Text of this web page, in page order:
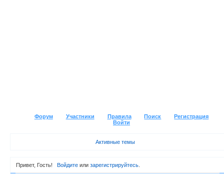
Форум Участники Правила Поиск
Регистрация
Войти
Активные темы
Привет, Гость! Войдитеили зарегистрируйтесь.